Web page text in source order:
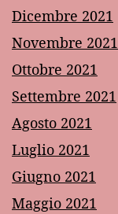
Dicembre 2021
Novembre 2021
Ottobre 2021
Settembre 2021
Agosto 2021
Luglio 2021
Giugno 2021
Maggio 2021